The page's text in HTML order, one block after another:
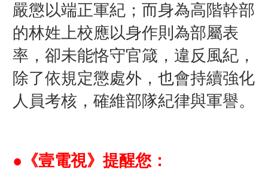
嚴懲以端正軍紀；而身為高階幹部
的林姓 上校應以身作則為部屬表
率，卻未能恪守官箴，違反風紀，
除了依規定懲處外，也會持續強化
人員考核，確維部隊紀律與軍譽。
●《壹電視》提醒您：